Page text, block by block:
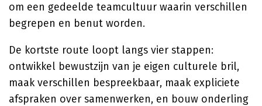
om een gedeelde teamcultuur waarin verschillen
begrepen en benut worden.
De kortste route loopt langs vier stappen:
ontwikkel bewustzijn van je eigen culturele bril,
maak verschillen bespreekbaar, maak expliciete
afspraken over samenwerken, en bouw onderling